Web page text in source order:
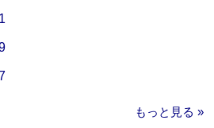
もっと見る »